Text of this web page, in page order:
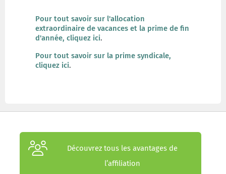
Pour tout savoir sur l'allocation
extraordinaire de vacances et la prime de fin
d'année, cliquez ici.
Pour tout savoir sur la prime syndicale,
cliquez ici.
Découvrez tous les avantages de
l’affiliation